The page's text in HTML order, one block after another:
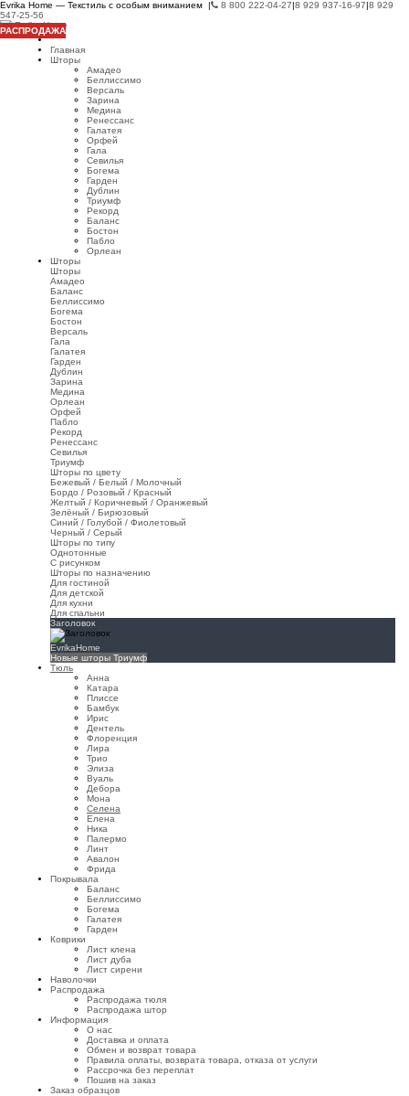
Evrika Home — Текстиль с особым вниманием | 8 800 222-04-27|8 929 937-16-97|8 929
547-25-56
Главная
Шторы
Амадео
Беллиссимо
Версаль
Зарина
Медина
Ренессанс
Галатея
Орфей
Гала
Севилья
Богема
Гарден
Дублин
Триумф
Рекорд
Баланс
Бостон
Пабло
Орлеан
Шторы
Шторы
Амадео
Баланс
Беллиссимо
Богема
Бостон
Версаль
Гала
Галатея
Гарден
Дублин
Зарина
Медина
Орлеан
Орфей
Пабло
Рекорд
Ренессанс
Севилья
Триумф
Шторы по цвету
Бежевый / Белый / Молочный
Бордо / Розовый / Красный
Желтый / Коричневый / Оранжевый
Зелёный / Бирюзовый
Синий / Голубой / Фиолетовый
Черный / Серый
Шторы по типу
Однотонные
С рисунком
Шторы по назначению
Для гостиной
Для детской
Для кухни
Для спальни
Заголовок
EvrikaHome
Новые шторы Триумф
Тюль
Анна
Катара
Плиссе
Бамбук
Ирис
Дентель
Флоренция
Лира
Трио
Элиза
Вуаль
Дебора
Мона
Селена
Елена
Ника
Палермо
Линт
Авалон
Фрида
Покрывала
Баланс
Беллиссимо
Богема
Галатея
Гарден
Коврики
Лист клена
Лист дуба
Лист сирени
Наволочки
Распродажа
Распродажа тюля
Распродажа штор
Информация
О нас
Доставка и оплата
Обмен и возврат товара
Правила оплаты, возврата товара, отказа от услуги
Рассрочка без переплат
Пошив на заказ
Заказ образцов
РАСПРОДАЖА